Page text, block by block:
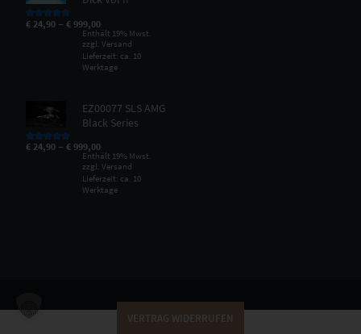
Bewertet mit
von 5
€ 24,90 –€ 999,00
Enthält 19% Mwst.
zzgl.Versand
Lieferzeit: ca. 10
Werktage
EZ00077 SLS AMG
Black Series
Bewertet mit
von 5
€ 24,90 –€ 999,00
Enthält 19% Mwst.
zzgl.Versand
Lieferzeit: ca. 10
Werktage
VERTRAG WIDERRUFEN